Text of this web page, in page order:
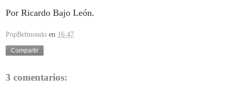
Por Ricardo Bajo León.
PopBelmondo en 16:47
Compartir
3 comentarios: